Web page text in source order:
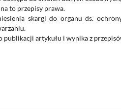
to przepisy prawa.
skargi do organu ds.
publikacji artykułu i wynika z